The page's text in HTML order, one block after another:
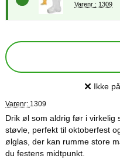
Varenr : 1309
Ikke
Varenr: 1309
Drik øl som aldrig før i
støvle, perfekt til oktoberfest
ølglas, der kan rumme store
du festens midtpunkt.